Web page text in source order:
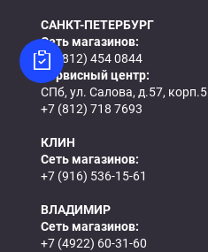
САНКТ-ПЕТЕРБУРГ
Сеть магазинов:
+7 (812) 454 0844
Сервисный центр:
СПб, ул. Салова, д.57, корп.5
+7 (812) 718 7693
КЛИН
Сеть магазинов:
+7 (916) 536-15-61
ВЛАДИМИР
Сеть магазинов:
+7 (4922) 60-31-60